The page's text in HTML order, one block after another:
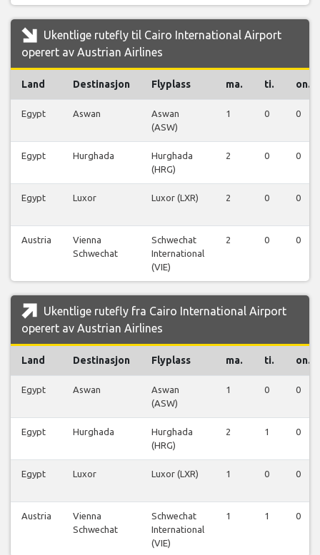
Ukentlige rutefly til Cairo International Airport
operert av Austrian Airlines
Land Destinasjon Flyplass ma. ti. on.
Egypt Aswan
Aswan
(ASW)
1 0 0
Egypt Hurghada
Hurghada
(HRG)
2 0 0
Egypt Luxor Luxor (LXR) 2 0 0
Austria
Vienna
Schwechat
Schwechat
International
(VIE)
2 0 0
Ukentlige rutefly fra Cairo International Airport
operert av Austrian Airlines
Land Destinasjon Flyplass ma. ti. on.
Egypt Aswan
Aswan
(ASW)
1 0 0
Egypt Hurghada
Hurghada
(HRG)
2 1 0
Egypt Luxor Luxor (LXR) 1 0 0
Austria
Vienna
Schwechat
Schwechat
International
(VIE)
1 1 0